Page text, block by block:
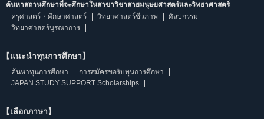
ค้นหาสถานศึกษาที่จะศึกษาในสาขาวิชาสายมนุษยศาสตร์และวิทยาศาสตร์
ครุศาสตร์・ศึกษาศาสตร์
วิทยาศาสตร์ชีวภาพ
ศิลปกรรม
วิทยาศาสตร์บูรณาการ
【แนะนำทุนการศึกษา】
ค้นหาทุนการศึกษา
การสมัครขอรับทุนการศึกษา
JAPAN STUDY SUPPORT Scholarships
【เลือกภาษา】